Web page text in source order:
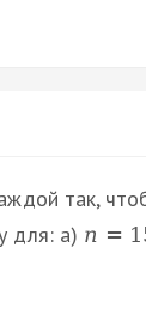
так,
для: а) n =